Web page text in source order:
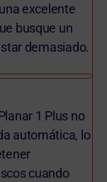
excelente
busque un
demasiado.
1 Plus no
automática, lo
cuando